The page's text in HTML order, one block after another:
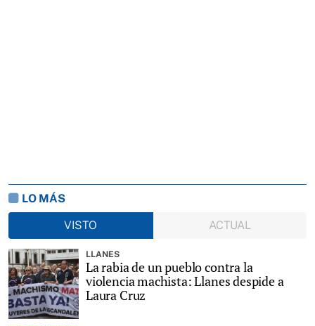
LO MÁS
VISTO
ACTUAL
LLANES
La rabia de un pueblo contra la
violencia machista: Llanes despide a
Laura Cruz